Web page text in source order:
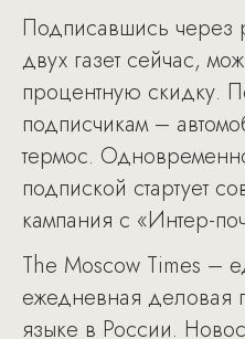
Подписавшись через
двух газет сейчас,
процентную скидку.
подписчикам –
термос.
подпиской стартует
кампания с «Интер-
The Moscow Times –
ежедневная деловая
языке в России.